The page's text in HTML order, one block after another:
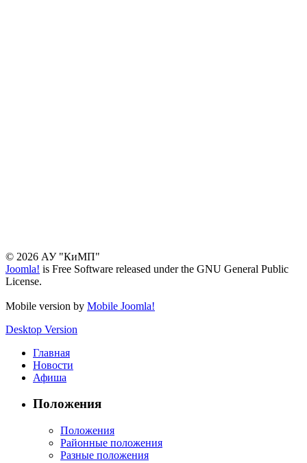
© 2026 АУ "КиМП"
Joomla! is Free Software released under the GNU General Public
License.
Mobile version by Mobile Joomla!
Desktop Version
Главная
Новости
Афиша
Положения
Положения
Районные положения
Разные положения